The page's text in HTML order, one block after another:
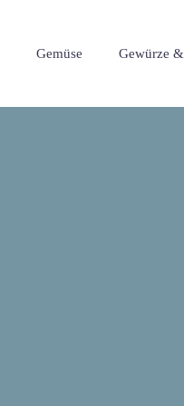
Gemüse Gewürze